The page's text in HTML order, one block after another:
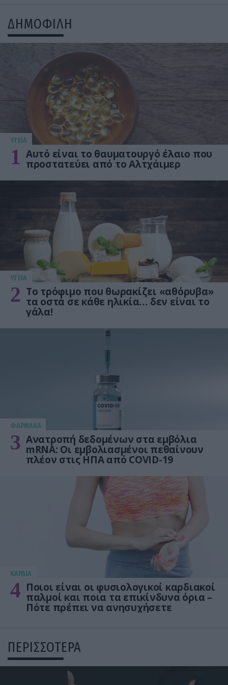
ΔΗΜΟΦΙΛΗ
ΥΓΕΙΑ
1 Αυτό είναι το θαυματουργό έλαιο που
προστατεύει από το Αλτχάιμερ
ΥΓΕΙΑ
2 Το τρόφιμο που θωρακίζει «αθόρυβα»
τα οστά σε κάθε ηλικία… δεν είναι το
γάλα!
ΦΑΡΜΑΚΑ
3 Ανατροπή δεδομένων στα εμβόλια
mRNA: Οι εμβολιασμένοι πεθαίνουν
πλέον στις ΗΠΑ από COVID-19
KΑΡΔΙΑ
4 Ποιοι είναι οι φυσιολογικοί καρδιακοί
παλμοί και ποια τα επικίνδυνα όρια –
Πότε πρέπει να ανησυχήσετε
ΠΕΡΙΣΣΟΤΕΡΑ